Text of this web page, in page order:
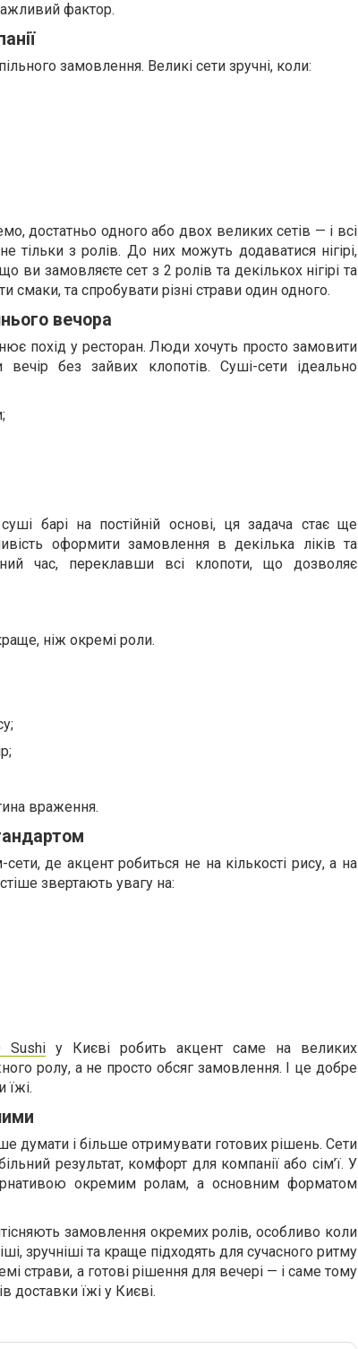
фактор.
замовлення. Великі сети зручні, коли:
достатньо одного або двох великих сетів — і всі
тільки з ролів. До них можуть додаватися нігірі,
ви замовляєте сет з 2 ролів та декількох нігірі та
смаки, та спробувати різні страви один одного.
вечора
похід у ресторан. Люди хочуть просто замовити
без зайвих клопотів. Суші-сети ідеально
барі на постійній основі, ця задача стає ще
оформити замовлення в декілька ліків та
час, переклавши всі клопоти, що дозволяє
ніж окремі роли.
враження.
де акцент робиться не на кількості рису, а на
звертають увагу на:
Sushi у Києві робить акцент саме на великих
ролу, а не просто обсяг замовлення. І це добре
їжі.
думати і більше отримувати готових рішень. Сети
результат, комфорт для компанії або сім’ї. У
окремим ролам, а основним форматом
замовлення окремих ролів, особливо коли
зручніші та краще підходять для сучасного ритму
страви, а готові рішення для вечері — і саме тому
доставки їжі у Києві.